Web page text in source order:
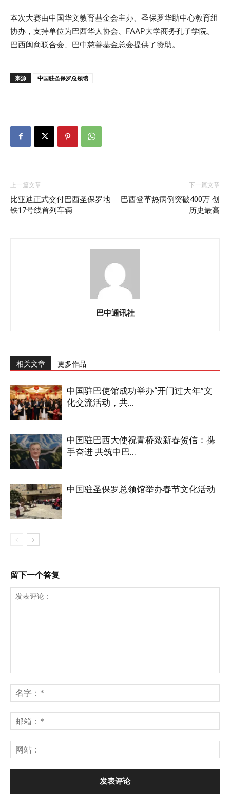
本次大赛由中国华文教育基金会主办、圣保罗华助中心教育组
协办，支持单位为巴西华人协会、FAAP大学商务孔子学院。
巴西闽商联合会、巴中慈善基金总会提供了赞助。
来源 中国驻圣保罗总领馆
上一篇文章
比亚迪正式交付巴西圣保罗地
铁17号线首列车辆
下一篇文章
巴西登革热病例突破400万 创
历史最高
巴中通讯社
相关文章 更多作品
中国驻巴使馆成功举办“开门过大年”文
化交流活动，共...
中国驻巴西大使祝青桥致新春贺信：携
手奋进 共筑中巴...
中国驻圣保罗总领馆举办春节文化活动
留下一个答复